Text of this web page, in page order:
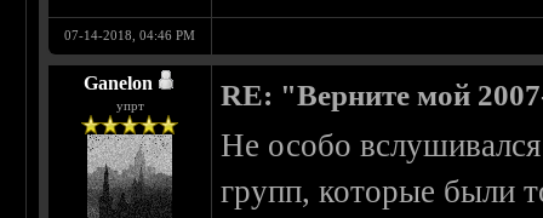
07-14-2018, 04:46 PM
Ganelon
упрт RE: "Верните мой
Не особо
групп, которые были